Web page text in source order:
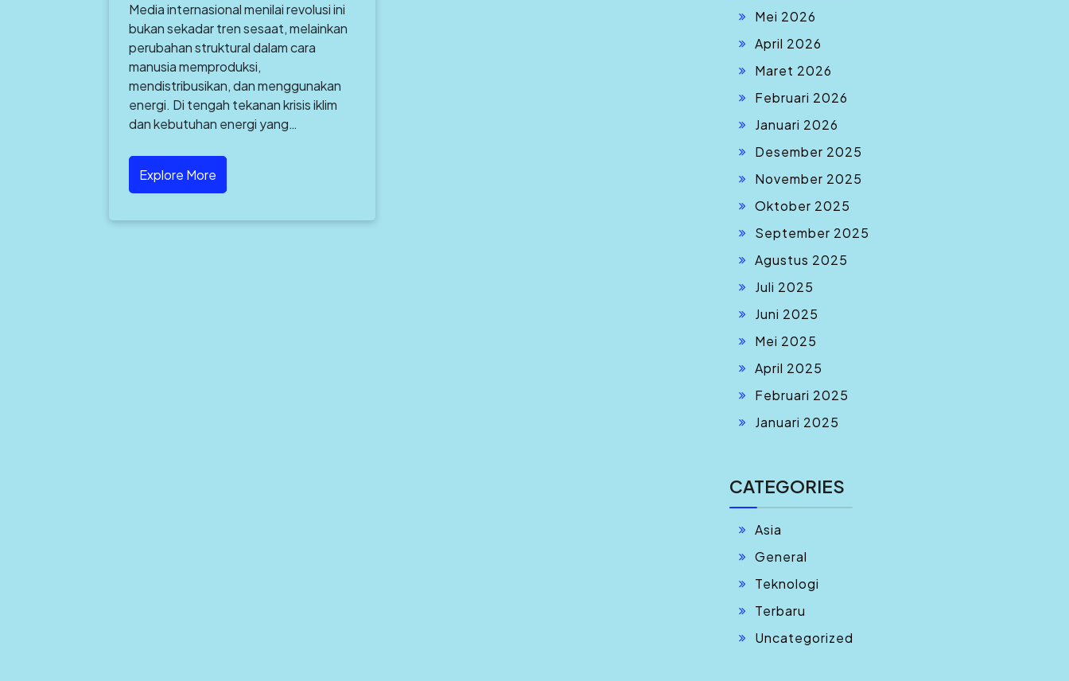
Media internasional menilai revolusi ini
bukan sekadar tren sesaat, melainkan
perubahan struktural dalam cara
manusia memproduksi,
mendistribusikan, dan menggunakan
energi. Di tengah tekanan krisis iklim
dan kebutuhan energi yang…
Explore More
Mei 2026
April 2026
Maret 2026
Februari 2026
Januari 2026
Desember 2025
November 2025
Oktober 2025
September 2025
Agustus 2025
Juli 2025
Juni 2025
Mei 2025
April 2025
Februari 2025
Januari 2025
CATEGORIES
Asia
General
Teknologi
Terbaru
Uncategorized